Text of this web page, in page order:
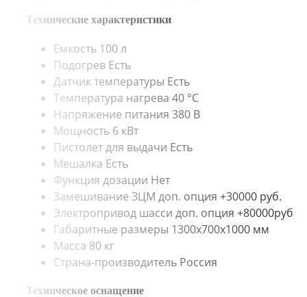
Технические характеристики
Емкость 100 л
Подогрев Есть
Датчик температуры Есть
Температура нагрева 40 °С
Напряжение питания 380 В
Мощность 6 кВт
Пистолет для выдачи Есть
Мешалка Есть
Функция дозации Нет
Замешивание ЗЦМ доп. опция +30000 руб.
Электропривод шасси доп. опция +80000руб
Габаритные размеры 1300х700х1000 мм
Масса 80 кг
Страна-производитель Россия
Техническое оснащение